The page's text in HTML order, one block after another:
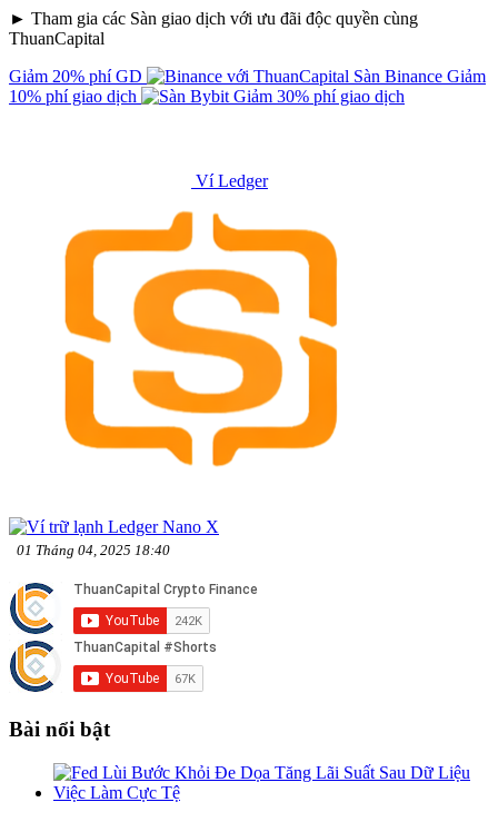
► Tham gia các Sàn giao dịch với ưu đãi độc quyền cùng
ThuanCapital
Giảm 20% phí GD
Sàn Binance Giảm
10% phí giao dịch
Giảm 30% phí giao dịch
Ví Ledger
01 Tháng 04, 2025 18:40
Bài nổi bật